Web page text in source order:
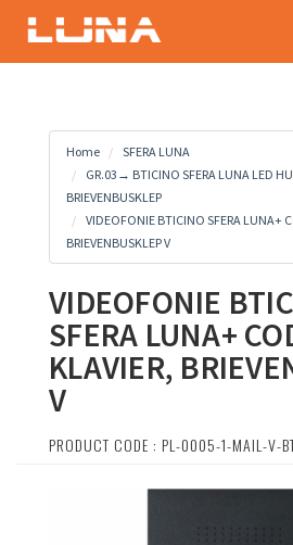
Home
SFERA LUNA
GR.03→ BTICINO SFERA LUNA LED
BRIEVENBUSKLEP
VIDEOFONIE BTICINO SFERA LUNA+
BRIEVENBUSKLEP V
VIDEOFONIE
SFERA LUNA+
KLAVIER,
V
PRODUCT CODE : PL-0005-1-MAIL-V-